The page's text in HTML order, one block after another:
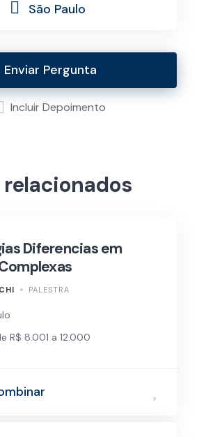
São Paulo
Enviar Pergunta
Incluir Depoimento
relacionados
Diferencias em
PALESTRA
R$ 8.001 a 12.000